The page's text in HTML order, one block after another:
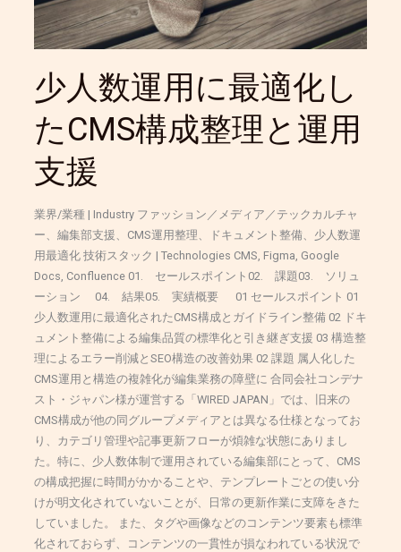
少人数運用に最適化し
たCMS構成整理と運用
支援
業界/業種 | Industry ファッション／メディア／テックカルチャ
ー、編集部支援、CMS運用整理、ドキュメント整備、少人数運
用最適化 技術スタック | Technologies CMS, Figma, Google
Docs, Confluence 01. セールスポイント02. 課題03. ソリュ
ーション 04. 結果05. 実績概要 01 セールスポイント 01
少人数運用に最適化されたCMS構成とガイドライン整備 02 ドキ
ュメント整備による編集品質の標準化と引き継ぎ支援 03 構造整
理によるエラー削減とSEO構造の改善効果 02 課題 属人化した
CMS運用と構造の複雑化が編集業務の障壁に 合同会社コンデナ
スト・ジャパン様が運営する「WIRED JAPAN」では、旧来の
CMS構成が他の同グループメディアとは異なる仕様となってお
り、カテゴリ管理や記事更新フローが煩雑な状態にありまし
た。特に、少人数体制で運用されている編集部にとって、CMS
の構成把握に時間がかかることや、テンプレートごとの使い分
けが明文化されていないことが、日常の更新作業に支障をきた
していました。 また、タグや画像などのコンテンツ要素も標準
化されておらず、コンテンツの一貫性が損なわれている状況で
し
た
構
成
整
理
と
運
用
援